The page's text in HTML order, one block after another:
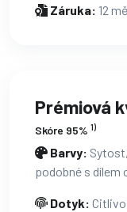
Záruka: 12
Prémiová
Skóre 95% 1)
Barvy:
podobné s dílem
Dotyk: